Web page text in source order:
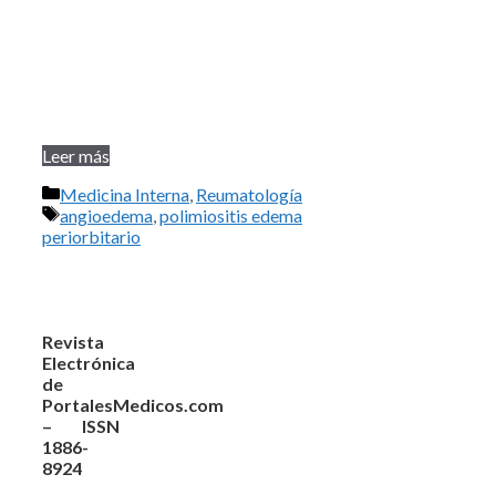
Leer más
Categorías
Medicina Interna, Reumatología
Etiquetas
angioedema,polimiositis edema
periorbitario
Revista
Electrónica
de
PortalesMedicos.com
– ISSN
1886-
8924